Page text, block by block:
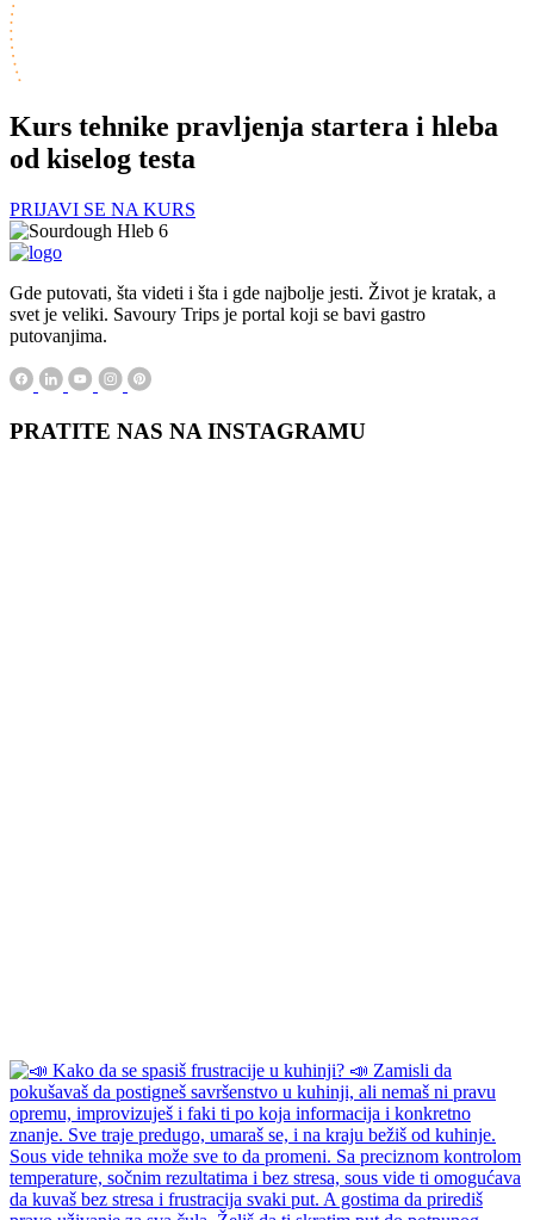
Kurs tehnike pravljenja startera i hleba
od kiselog testa
PRIJAVI SE NA KURS
Gde putovati, šta videti i šta i gde najbolje jesti. Život je kratak, a
svet je veliki. Savoury Trips je portal koji se bavi gastro
putovanjima.
PRATITE NAS NA INSTAGRAMU